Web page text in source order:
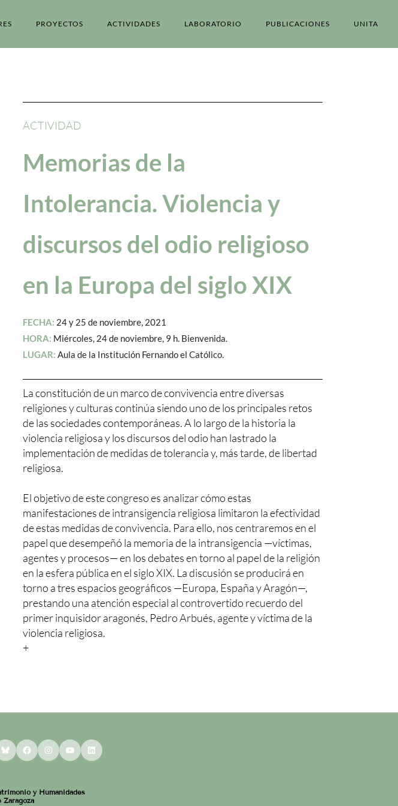
PROYECTOS ACTIVIDADES LABORATORIO PUBLICACIONES UNITA
ACTIVIDAD
Memorias de la
Intolerancia. Violencia y
discursos del odio religioso
en la Europa del siglo XIX
FECHA: 24 y 25 de noviembre, 2021
HORA: Miércoles, 24 de noviembre, 9 h. Bienvenida.
LUGAR: Aula de la Institución Fernando el Católico.
La constitución de un marco de convivencia entre diversas
religiones y culturas continúa siendo uno de los principales retos
de las sociedades contemporáneas. A lo largo de la historia la
violencia religiosa y los discursos del odio han lastrado la
implementación de medidas de tolerancia y, más tarde, de libertad
religiosa.
El objetivo de este congreso es analizar cómo estas
manifestaciones de intransigencia religiosa limitaron la efectividad
de estas medidas de convivencia. Para ello, nos centraremos en el
papel que desempeñó la memoria de la intransigencia —víctimas,
agentes y procesos— en los debates en torno al papel de la religión
en la esfera pública en el siglo XIX. La discusión se producirá en
torno a tres espacios geográficos —Europa, España y Aragón—,
prestando una atención especial al controvertido recuerdo del
primer inquisidor aragonés, Pedro Arbués, agente y víctima de la
violencia religiosa.
+
BlueskyFacebookInstagram
YouTubeLinkedIn
y Humanidades
Zaragoza